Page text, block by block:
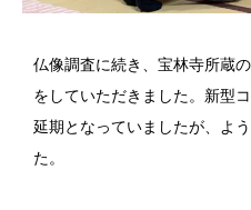
仏像調査に続き、宝林寺所蔵
をしていただきました。新型
延期となっていましたが、よ
た。